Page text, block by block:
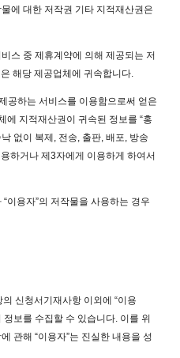
에 대한 저작권 기타 지적재산권은
스 중 제휴계약에 의해 제공되는 저
해당 제공업체에 귀속합니다.
공하는 서비스를 이용함으로써 얻은
에 지적재산권이 귀속된 정보를 “홍
없이 복제, 전송, 출판, 배포, 방송
하거나 제3자에게 이용하게 하여서
이용자”의 저작물을 사용하는 경우
신청서기재사항 이외에 “이용
보를 수집할 수 있습니다. 이를 위
관해 “이용자”는 진실한 내용을 성